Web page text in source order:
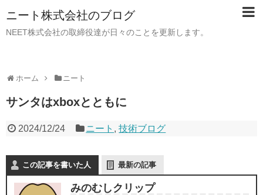
ニート株式会社のブログ
NEET株式会社の取締役達が日々のことを更新します。
ホーム ニート
サンタはxboxとともに
2024/12/24 ニート ,技術ブログ
この記事を書いた人 最新の記事
みのむしクリップ